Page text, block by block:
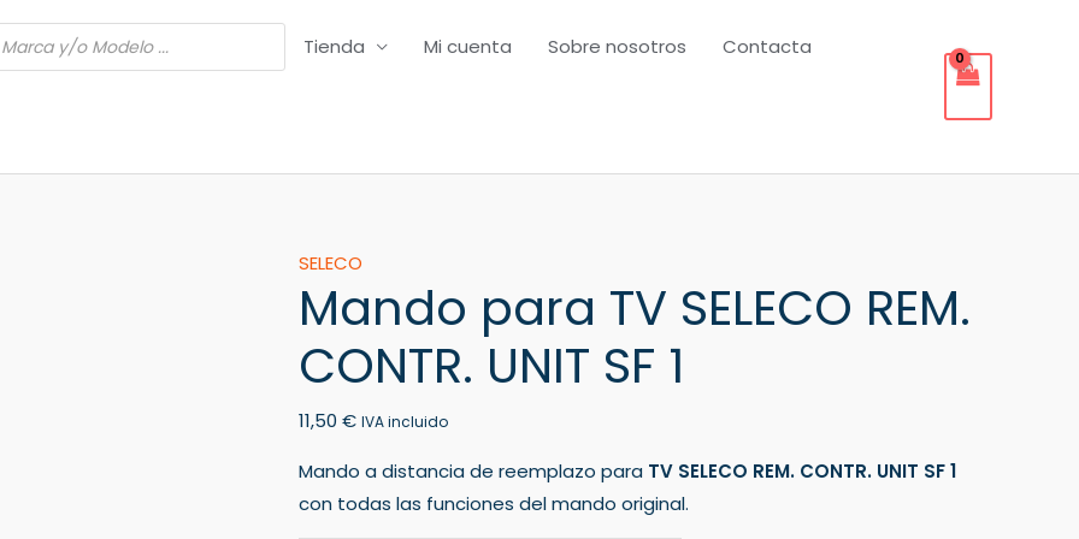
Tienda Mi cuenta Sobre nosotros Contacta
SELECO
Mando para TV SELECO REM.
CONTR. UNIT SF 1
11,50 € IVA incluido
Mando a distancia de reemplazo para TV SELECO REM. CONTR. UNIT SF 1
con todas las funciones del mando original.
Mando
para
TV
SELECO
CONTR.